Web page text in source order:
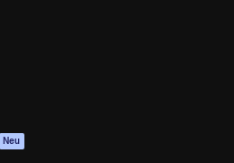
Neu